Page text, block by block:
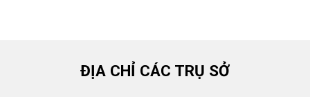
ĐỊA CHỈ CÁC TRỤ SỞ